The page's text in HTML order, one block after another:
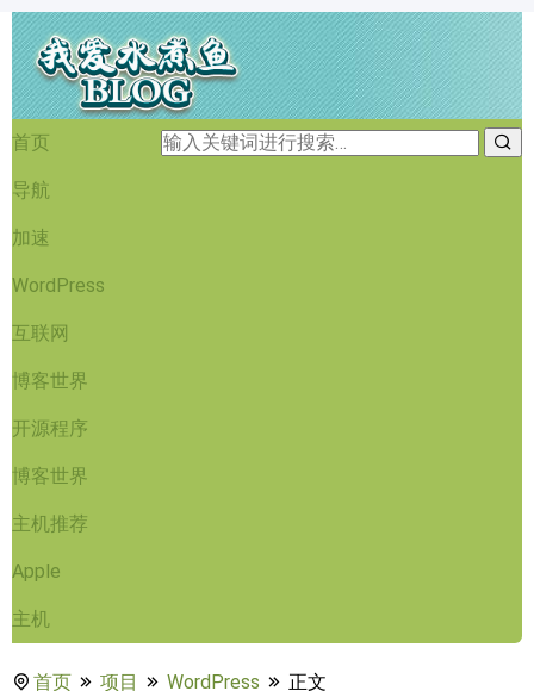
首页
导航
加速
WordPress
互联网
博客世界
开源程序
博客世界
主机推荐
Apple
主机
首页 项目 WordPress 正文